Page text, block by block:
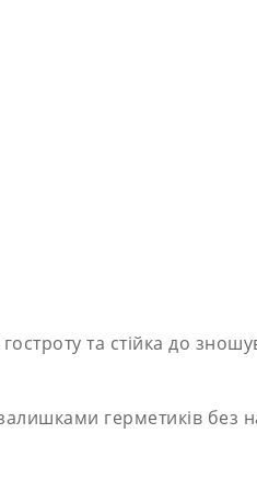
та стійка до
герметиків без